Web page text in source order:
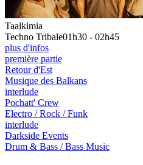
Taalkimia
Techno Tribale01h30 - 02h45
plus d'infos
première partie
Retour d'Est
Musique des Balkans
interlude
Pochatt' Crew
Electro / Rock / Funk
interlude
Darkside Events
Drum & Bass / Bass Music